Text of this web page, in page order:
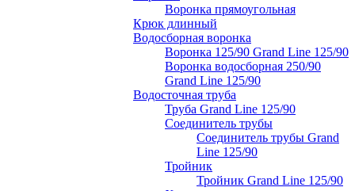
Воронка прямоугольная
Крюк длинный
Водосборная воронка
Воронка 125/90 Grand Line 125/90
Воронка водосборная 250/90
Grand Line 125/90
Водосточная труба
Труба Grand Line 125/90
Соединитель трубы
Соединитель трубы Grand
Line 125/90
Тройник
Тройник Grand Line 125/90